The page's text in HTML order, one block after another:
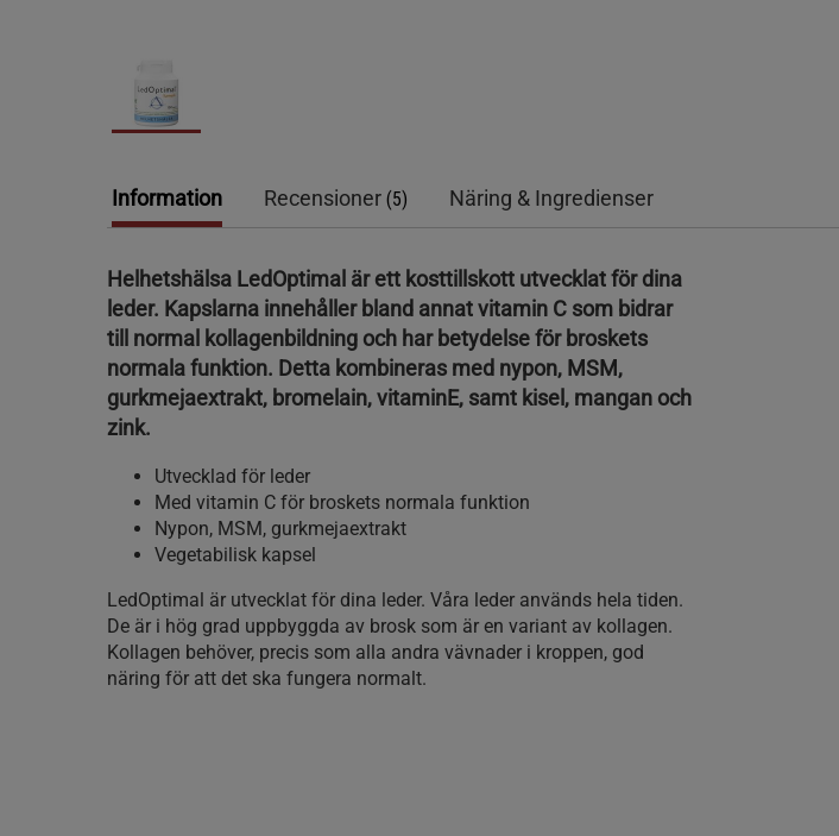
Information Recensioner (5) Näring & Ingredienser
Helhetshälsa LedOptimal är ett kosttillskott utvecklat för dina
leder. Kapslarna innehåller bland annat vitamin C som bidrar
till normal kollagenbildning och har betydelse för broskets
normala funktion. Detta kombineras med nypon, MSM,
gurkmejaextrakt, bromelain, vitaminE, samt kisel, mangan och
zink.
Utvecklad för leder
Med vitamin C för broskets normala funktion
Nypon, MSM, gurkmejaextrakt
Vegetabilisk kapsel
LedOptimal är utvecklat för dina leder. Våra leder används hela tiden.
De är i hög grad uppbyggda av brosk som är en variant av kollagen.
Kollagen behöver, precis som alla andra vävnader i kroppen, god
näring för att det ska fungera normalt.